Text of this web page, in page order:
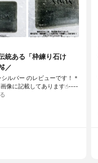
統ある「枠練り石け
／
ルバー のレビューです！＊
像に記載してあります☝︎----